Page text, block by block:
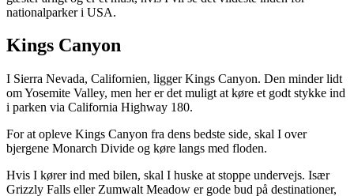
nationalparker i USA.
Kings Canyon
I Sierra Nevada, Californien, ligger Kings Canyon. Den minder lidt
om Yosemite Valley, men her er det muligt at køre et godt stykke ind
i parken via California Highway 180.
For at opleve Kings Canyon fra dens bedste side, skal I over
bjergene Monarch Divide og køre langs med floden.
Hvis I kører ind med bilen, skal I huske at stoppe undervejs. Især
Grizzly Falls eller Zumwalt Meadow er gode bud på destinationer,